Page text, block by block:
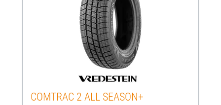
COMTRAC 2 ALL SEASON+